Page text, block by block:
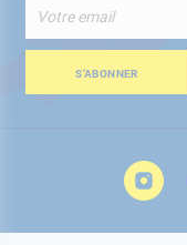
alla
nostra
Newsletter:S’ABONNER